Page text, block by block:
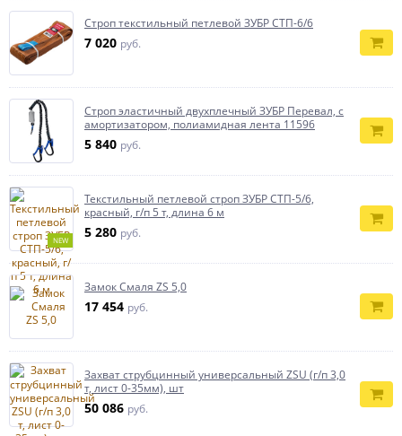
Строп текстильный петлевой ЗУБР СТП-6/6
7 020 руб.
Строп эластичный двухплечный ЗУБР Перевал, с
амортизатором, полиамидная лента 11596
5 840 руб.
NEW
Текстильный петлевой строп ЗУБР СТП-5/6,
красный, г/п 5 т, длина 6 м
5 280 руб.
Замок Смаля ZS 5,0
17 454 руб.
Захват струбцинный универсальный ZSU (г/п 3,0
т, лист 0-35мм), шт
50 086 руб.